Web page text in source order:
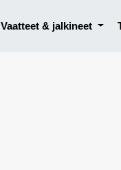
Vaatteet & jalkineet